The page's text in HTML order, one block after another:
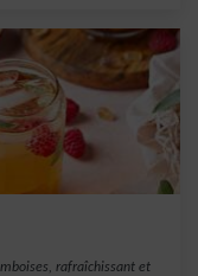
rafraîchissant et